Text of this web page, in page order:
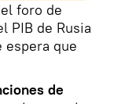
foro de
PIB de Rusia
espera que
de